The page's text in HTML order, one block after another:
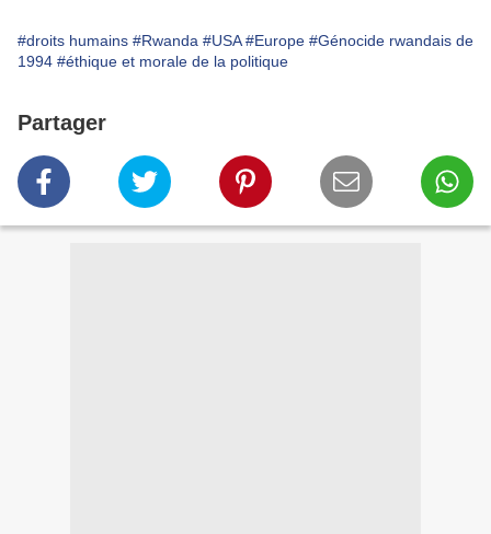
#droits humains #Rwanda #USA #Europe #Génocide rwandais de
1994 #éthique et morale de la politique
Partager